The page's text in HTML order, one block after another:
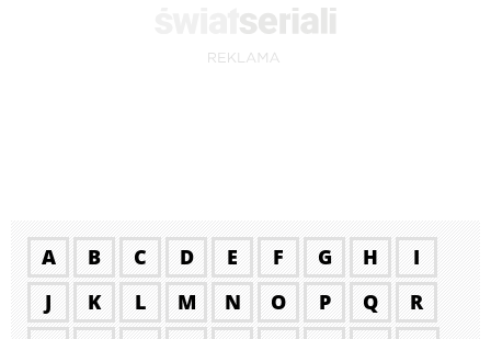
A B C D E F G H
I
J
K L M N O P Q
R